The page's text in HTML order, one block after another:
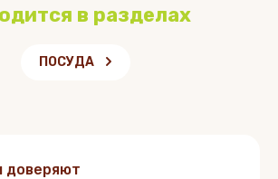
в разделах
ПОСУДА
доверяют